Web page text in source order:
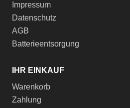
Impressum
Datenschutz
AGB
Batterieentsorgung
IHR EINKAUF
Warenkorb
Zahlung